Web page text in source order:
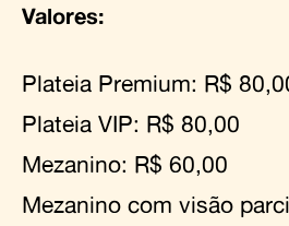
Valores:
Plateia Premium: R$
Plateia VIP: R$ 80,00
Mezanino: R$ 60,00
Mezanino com visão